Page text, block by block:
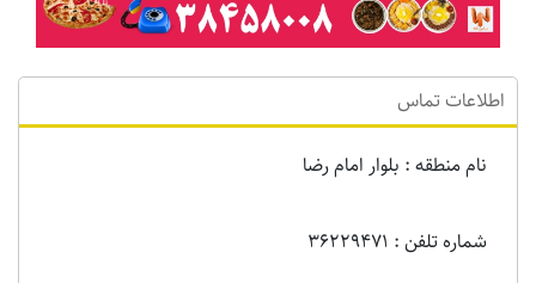
اطلاعات تماس
نام منطقه : بلوار امام رضا
شماره تلفن : 36229471